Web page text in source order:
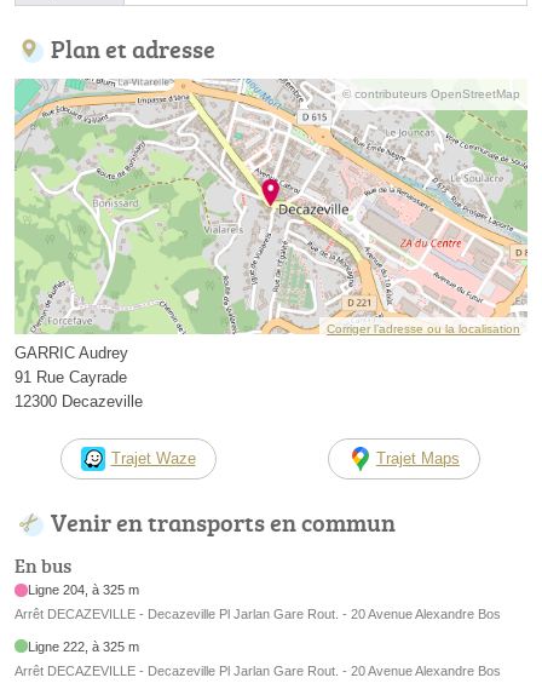
Plan et adresse
© contributeurs OpenStreetMap
Corriger l’adresse ou la localisation
GARRIC Audrey
91 Rue Cayrade
12300 Decazeville
Trajet Waze Trajet Maps
Venir en transports en commun
En bus
Ligne 204, à 325 m
Arrêt DECAZEVILLE - Decazeville Pl Jarlan Gare Rout. - 20 Avenue Alexandre Bos
Ligne 222, à 325 m
Arrêt DECAZEVILLE - Decazeville Pl Jarlan Gare Rout. - 20 Avenue Alexandre Bos